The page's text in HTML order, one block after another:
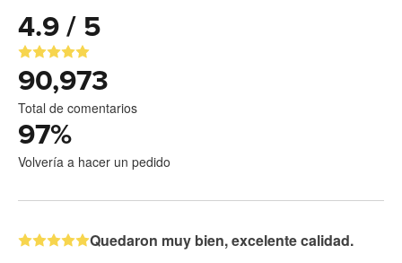
4.9 / 5
90,973
Total de comentarios
97%
Volvería a hacer un pedido
Quedaron muy bien, excelente calidad.